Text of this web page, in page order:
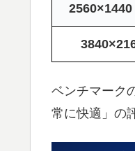
2560×1440
ベンチマーク
常に快適」の